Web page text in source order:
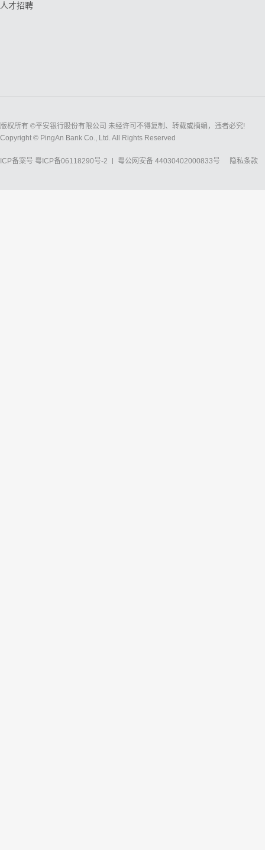
人才招聘
版权所有 ©平安银行股份有限公司 未经许可不得复制、转载或摘编，违者必究!
Copyright © PingAn Bank Co., Ltd. All Rights Reserved
ICP备案号 粤ICP备06118290号-2 粤公网安备 44030402000833号 隐私条款